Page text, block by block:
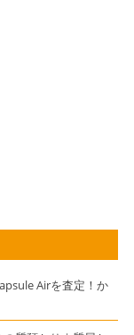
Airを査定！か